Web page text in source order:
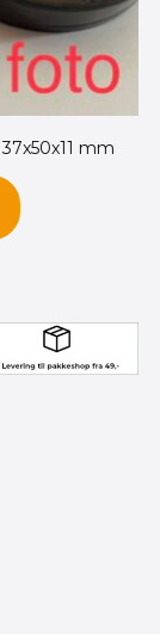
mm